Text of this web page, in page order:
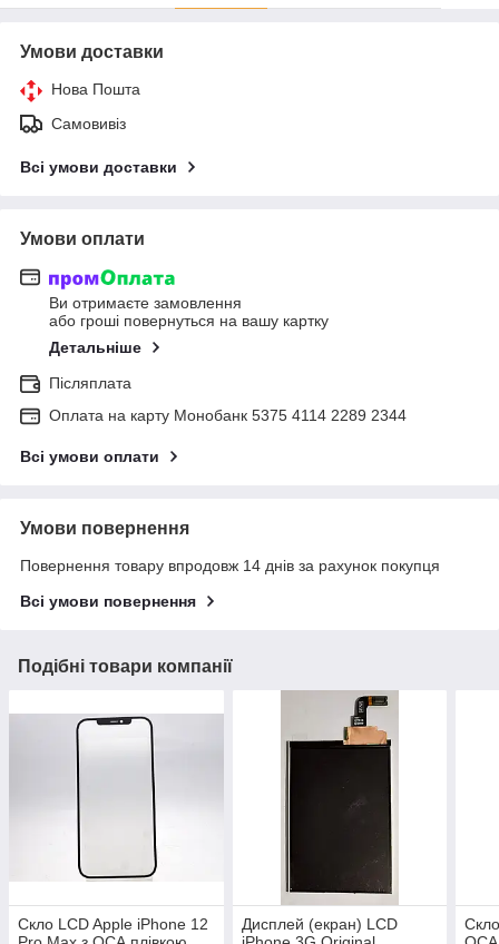
Умови доставки
Нова Пошта
Самовивіз
Всі умови доставки
Умови оплати
Ви отримаєте замовлення
або гроші повернуться на вашу картку
Детальніше
Післяплата
Оплата на карту Монобанк 5375 4114 2289 2344
Всі умови оплати
Умови повернення
Повернення товару впродовж 14 днів за рахунок покупця
Всі умови повернення
Подібні товари компанії
Скло LCD Apple iPhone 12
Дисплей (екран) LCD